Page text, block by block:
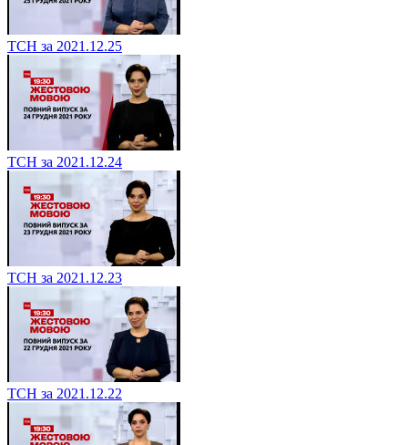
ТСН за 2021.12.25
ТСН за 2021.12.24
ТСН за 2021.12.23
ТСН за 2021.12.22